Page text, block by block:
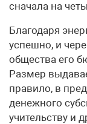
сначала на
Благодаря
успешно, и
общества его
Размер
правило, в
денежного
учительству и